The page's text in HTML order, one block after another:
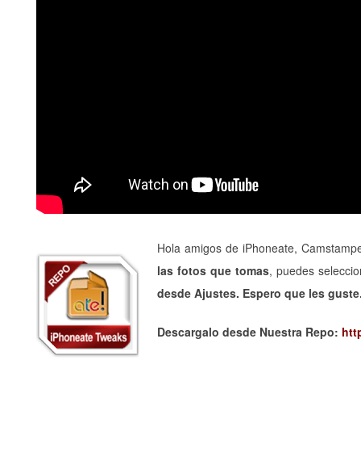
Hola amigos de iPhoneate,
las fotos que tomas, puedes
desde Ajustes. Espero que les
Descargalo desde Nuestra Repo: